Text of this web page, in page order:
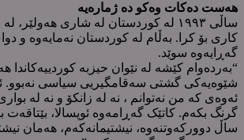
هەست دەکات وەکو دە ژمارەیە
ساڵی ١٩٩٣ لە کوردستان لە شاری هەولێر،
کاری بۆ کرا. بەڵام لە کوردستان نەمایەوە و
گەڕایەوە سوێد.
“بەردەوام کێشە لە نێوان حیزبە کوردییەکاندا
شێوەیەکی گشتی سەقامگیریی سیاسی نەبوو.
ئەوەی کە من نەتوانم ، نە لە زانکۆ و نە لە
گرنگ بکەم. کاتێک گەڕامەوە ئوپسالا، بێتاقەت
ساڵ دوورکەوتنەوە، نیشتیمانەکەم، هەمان